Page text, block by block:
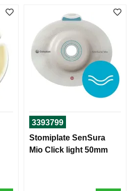
3393799
Stomiplate SenSura
Mio Click light 50mm